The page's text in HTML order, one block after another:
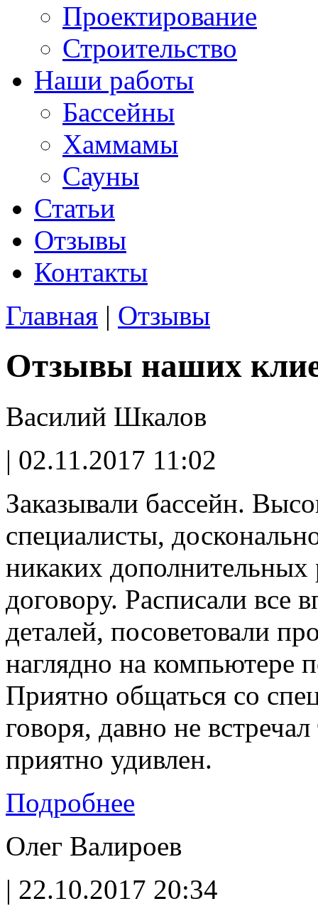
Проектирование
Строительство
Наши работы
Бассейны
Хаммамы
Сауны
Статьи
Отзывы
Контакты
Главная | Отзывы
Отзывы наших
Василий Шкалов
| 02.11.2017 11:02
Заказывали бассейн.
специалисты,
никаких дополнительных
договору. Расписали все
деталей, посоветовали
наглядно на компьютере
Приятно общаться со
говоря, давно не
приятно удивлен.
Подробнее
Олег Валироев
| 22.10.2017 20:34